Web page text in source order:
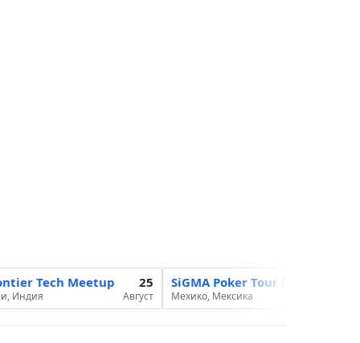
Tech Meetup
Индия
25
Август
SiGMA Poker Tour Mexico 2026
Мехико, Мексика